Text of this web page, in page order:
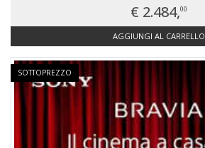
€ 2.484,00
AGGIUNGI AL CARRELLO
SOTTOPREZZO